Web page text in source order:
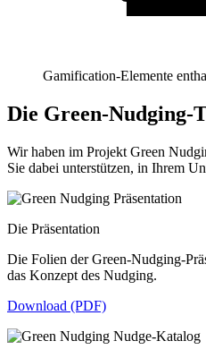
Gamification-Elemente
Die Green-Nudging-
Wir haben im Projekt Green
Sie dabei unterstützen, in Ihrem
Die Präsentation
Die Folien der Green-Nudging-
das Konzept des Nudging.
Download (PDF)